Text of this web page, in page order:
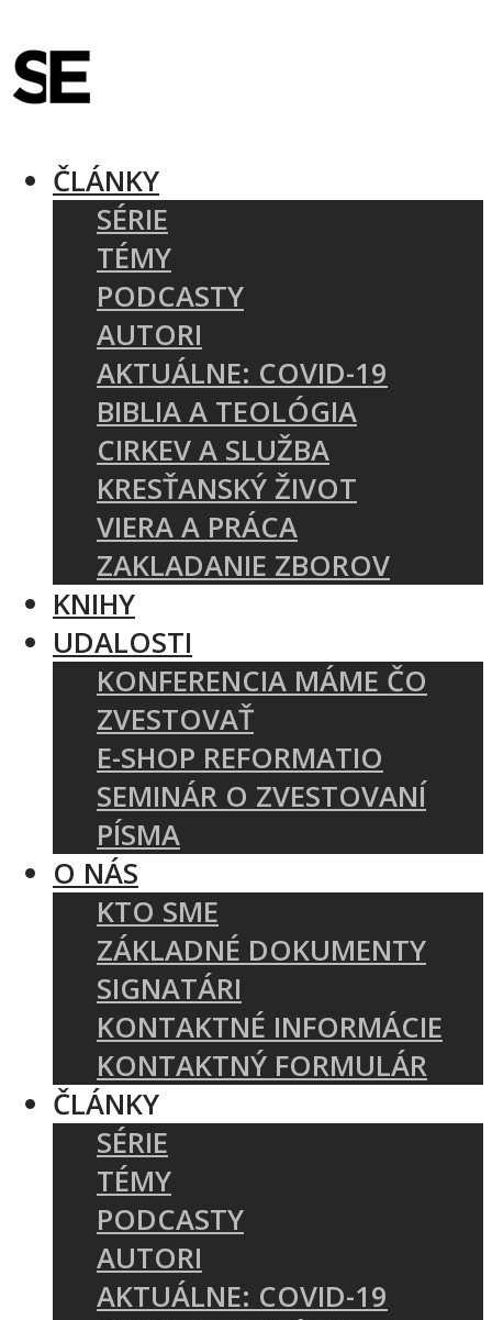
ČLÁNKY
SÉRIE
TÉMY
PODCASTY
AUTORI
AKTUÁLNE: COVID-19
BIBLIA A TEOLÓGIA
CIRKEV A SLUŽBA
KRESŤANSKÝ ŽIVOT
VIERA A PRÁCA
ZAKLADANIE ZBOROV
KNIHY
UDALOSTI
KONFERENCIA MÁME ČO
ZVESTOVAŤ
E-SHOP REFORMATIO
SEMINÁR O ZVESTOVANÍ
PÍSMA
O NÁS
KTO SME
ZÁKLADNÉ DOKUMENTY
SIGNATÁRI
KONTAKTNÉ INFORMÁCIE
KONTAKTNÝ FORMULÁR
ČLÁNKY
SÉRIE
TÉMY
PODCASTY
AUTORI
AKTUÁLNE: COVID-19